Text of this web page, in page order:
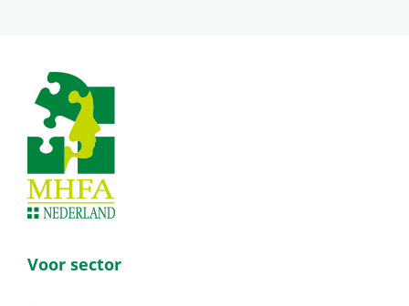
Footer
Voor sector